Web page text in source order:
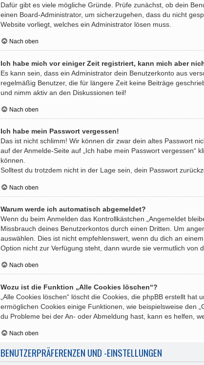
Dafür gibt es viele mögliche Gründe. Prüfe zunächst, ob dein
einen Board-Administrator, um sicherzugehen, dass du nicht
Website vorliegt, welches ein Administrator lösen muss.
Nach oben
Ich habe mich vor einiger Zeit registriert, kann mich aber
Es kann sein, dass ein Administrator dein Benutzerkonto aus
regelmäßig Benutzer, die für längere Zeit keine Beiträge
und nimm aktiv an den Diskussionen teil!
Nach oben
Ich habe mein Passwort vergessen!
Das ist nicht schlimm! Wir können dir zwar dein altes Passwort
auf der Anmelde-Seite auf „Ich habe mein Passwort vergessen“
können.
Solltest du trotzdem nicht in der Lage sein, dein Passwort
Nach oben
Warum werde ich automatisch abgemeldet?
Wenn du beim Anmelden das Kontrollkästchen „Angemeldet
Missbrauch deines Benutzerkontos durch einen Dritten. Um
auswählen. Dies ist nicht empfehlenswert, wenn du dich an
Option nicht zur Verfügung steht, dann wurde sie vermutlich von
Nach oben
Wozu ist die Funktion „Alle Cookies löschen“?
„Alle Cookies löschen“ löscht die Cookies, die phpBB erstellt
ermöglichen Cookies einige Funktionen, wie beispielsweise den
du Probleme bei der An- oder Abmeldung hast, kann es helfen,
Nach oben
BENUTZERPRÄFERENZEN UND -EINSTELLUNGEN